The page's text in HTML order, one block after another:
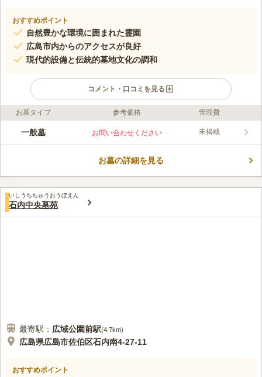
おすすめポイント
自然豊かな環境に囲まれた霊園
広島市内からのアクセスが良好
現代的設備と伝統的墓地文化の調和
コメント・口コミを見る
口コミ評価
この霊園はまだ誰からも評価されていません。
お墓タイプ 参考価格 管理費
一般墓 お問い合わせください 未掲載
お墓の詳細を見る
いしうちちゅうおうぼえん
石内中央墓苑
最寄駅： 広域公園前駅(4.7km)
広島県広島市佐伯区石内南4-27-11
おすすめポイント